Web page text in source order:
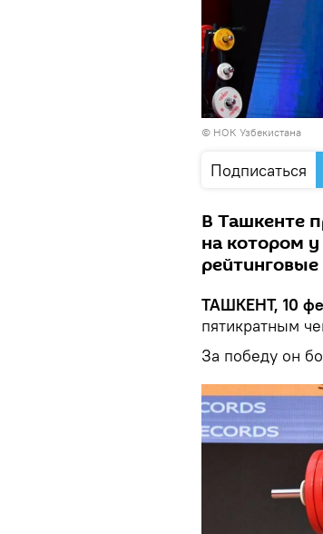
© НОК Узбекистана
Подписаться
В Ташкенте
на котором
ТАШКЕНТ, 10
пятикратным
За победу он